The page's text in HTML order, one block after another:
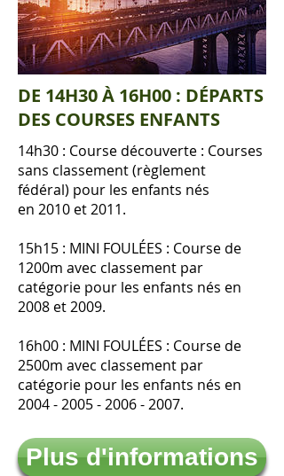
DE 14H30 À 16H00 : DÉPARTS
DES COURSES ENFANTS
14h30 : Course découverte : Courses
sans classement (règlement
fédéral) pour les enfants nés
en 2010 et 2011.
15h15 : MINI FOULÉES : Course de
1200m avec classement par
catégorie pour les enfants nés en
2008 et 2009.
16h00 : MINI FOULÉES : Course de
2500m avec classement par
catégorie pour les enfants nés en
2004 - 2005 - 2006 - 2007.
Plus d'informations